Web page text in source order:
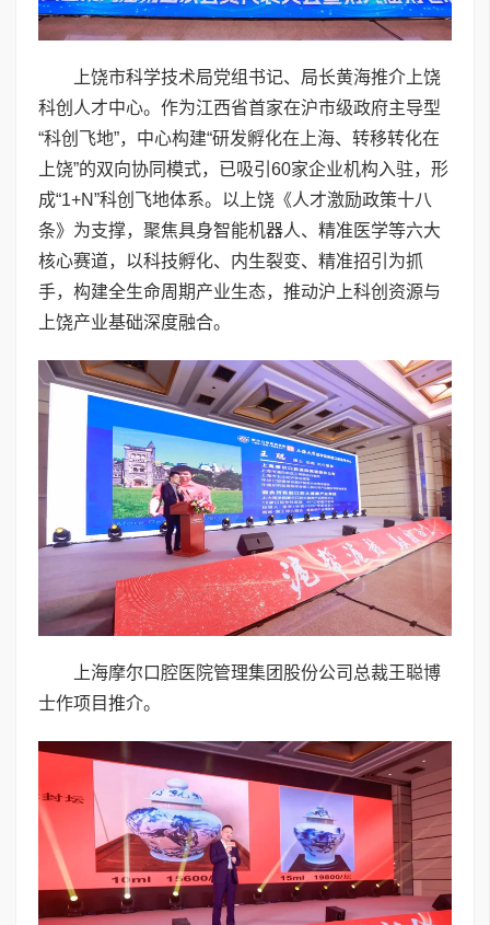
上饶市科学技术局党组书记、局长黄海推介上饶
科创人才中心。作为江西省首家在沪市级政府主导型
“科创飞地”，中心构建“研发孵化在上海、转移转化在
上饶”的双向协同模式，已吸引60家企业机构入驻，形
成“1+N”科创飞地体系。以上饶《人才激励政策十八
条》为支撑，聚焦具身智能机器人、精准医学等六大
核心赛道，以科技孵化、内生裂变、精准招引为抓
手，构建全生命周期产业生态，推动沪上科创资源与
上饶产业基础深度融合。
上海摩尔口腔医院管理集团股份公司总裁王聪博
士作项目推介。